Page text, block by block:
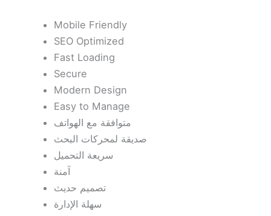
Mobile Friendly
SEO Optimized
Fast Loading
Secure
Modern Design
Easy to Manage
متوافقة مع الهواتف
صديقة لمحركات البحث
سريعة التحميل
آمنة
تصميم حديث
سهلة الإدارة